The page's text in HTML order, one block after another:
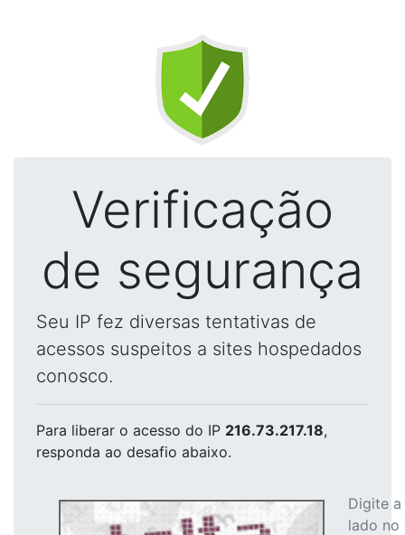
Verificação
de segurança
Seu IP fez diversas tentativas de
acessos suspeitos a sites hospedados
conosco.
Para liberar o acesso do IP 216.73.217.18,
responda ao desafio abaixo.
Digite
lado no